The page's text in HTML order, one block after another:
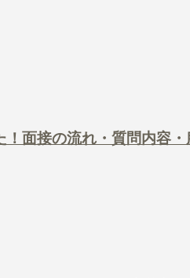
！面接の流れ・質問内容